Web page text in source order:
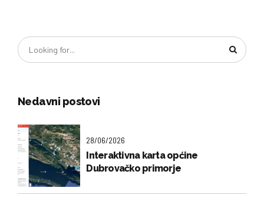
Nedavni postovi
28/06/2026
Interaktivna karta općine
Dubrovačko primorje